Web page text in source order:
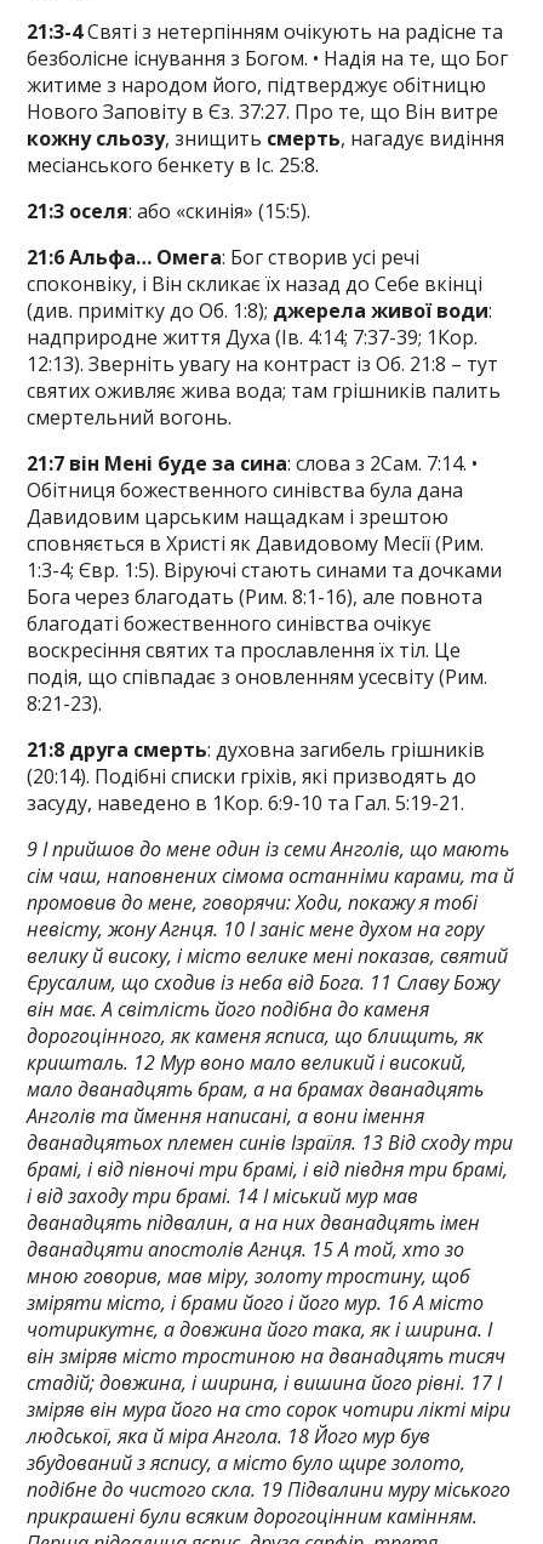
21:3-4Святі з нетерпінням очікують на радісне та
безболісне існування з Богом. • Надія на те, що Бог
житиме з народом його, підтверджує обітницю
Нового Заповіту в Єз. 37:27. Про те, що Він витре
кожну сльозу, знищить смерть, нагадує видіння
месіанського бенкету в Іс. 25:8.
21:3 оселя: або «скинія» (15:5).
21:6 Альфа… Омега: Бог створив усі речі
споконвіку, і Він скликає їх назад до Себе вкінці
(див. примітку до Об. 1:8); джерела живої води:
надприродне життя Духа (Ів. 4:14; 7:37-39; 1Кор.
12:13). Зверніть увагу на контраст із Об. 21:8 – тут
святих оживляє жива вода; там грішників палить
смертельний вогонь.
21:7 він Мені буде за сина: слова з 2Сам. 7:14. •
Обітниця божественного синівства була дана
Давидовим царським нащадкам і зрештою
сповняється в Христі як Давидовому Месії (Рим.
1:3-4; Євр. 1:5). Віруючі стають синами та дочками
Бога через благодать (Рим. 8:1-16), але повнота
благодаті божественного синівства очікує
воскресіння святих та прославлення їх тіл. Це
подія, що співпадає з оновленням усесвіту (Рим.
8:21-23).
21:8 друга смерть: духовна загибель грішників
(20:14). Подібні списки гріхів, які призводять до
засуду, наведено в 1Кор. 6:9-10 та Гал. 5:19-21.
9 І прийшов до мене один із семи Анголів, що мають
сім чаш, наповнених сімома останніми карами, та й
промовив до мене, говорячи: Ходи, покажу я тобі
невісту, жону Агнця. 10 І заніс мене духом на гору
велику й високу, і місто велике мені показав, святий
Єрусалим, що сходив із неба від Бога. 11 Славу Божу
він має. А світлість його подібна до каменя
дорогоцінного, як каменя ясписа, що блищить, як
кришталь. 12 Мур воно мало великий і високий,
мало дванадцять брам, а на брамах дванадцять
Анголів та ймення написані, а вони імення
дванадцятьох племен синів Ізраїля. 13 Від сходу три
брамі, і від півночі три брамі, і від півдня три брамі,
і від заходу три брамі. 14 І міський мур мав
дванадцять підвалин, а на них дванадцять імен
дванадцяти апостолів Агнця. 15 А той, хто зо
мною говорив, мав міру, золоту тростину, щоб
зміряти місто, і брами його і його мур. 16 А місто
чотирикутнє, а довжина його така, як і ширина. І
він зміряв місто тростиною на дванадцять тисяч
стадій; довжина, і ширина, і вишина його рівні. 17 І
зміряв він мура його на сто сорок чотири лікті міри
людської, яка й міра Ангола. 18 Його мур був
збудований з яспису, а місто було щире золото,
подібне до чистого скла. 19 Підвалини муру міського
прикрашені були всяким дорогоцінним камінням.